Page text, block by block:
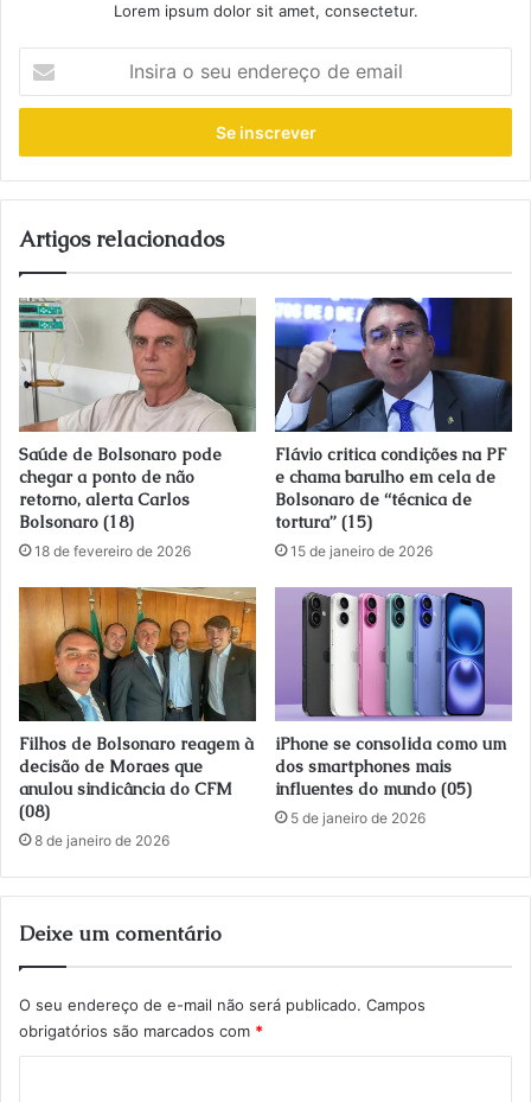
Lorem ipsum dolor sit amet, consectetur.
seu
de
email
Artigos relacionados
Saúde de Bolsonaro pode
chegar a ponto de não
retorno, alerta Carlos
Bolsonaro (18)
18 de fevereiro de 2026
Flávio critica condições na PF
e chama barulho em cela de
Bolsonaro de “técnica de
tortura” (15)
15 de janeiro de 2026
Filhos de Bolsonaro reagem à
decisão de Moraes que
anulou sindicância do CFM
(08)
8 de janeiro de 2026
iPhone se consolida como um
dos smartphones mais
influentes do mundo (05)
5 de janeiro de 2026
Deixe um comentário
O seu endereço de e-mail não será publicado. Campos
obrigatórios são marcados com *